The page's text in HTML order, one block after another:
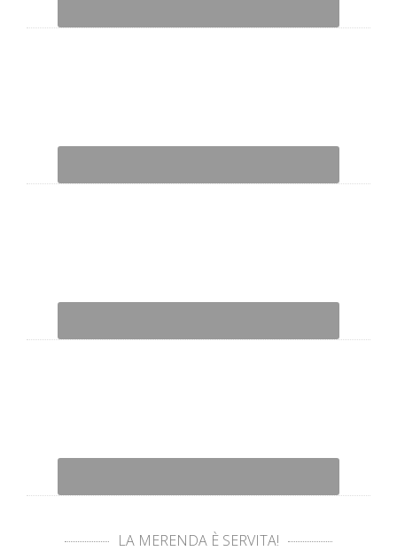
LA MERENDA È SERVITA!